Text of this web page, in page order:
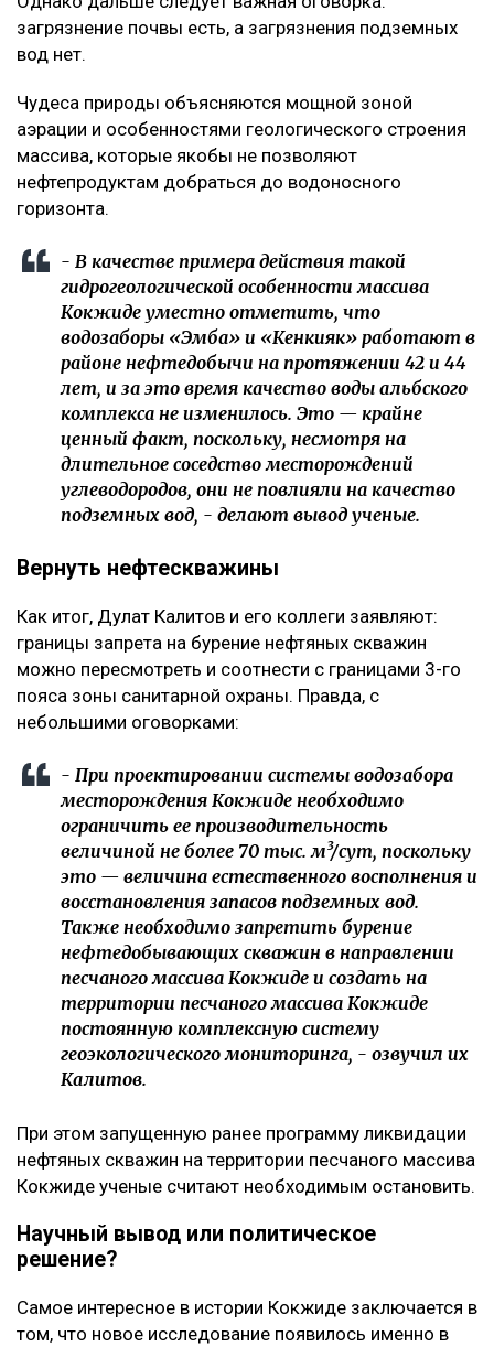
загрязнение почвы есть, а загрязнения подземных
вод нет.
Чудеса природы объясняются мощной зоной
аэрации и особенностями геологического строения
массива, которые якобы не позволяют
нефтепродуктам добраться до водоносного
горизонта.
- В качестве примера действия такой
гидрогеологической особенности массива
Кокжиде уместно отметить, что
водозаборы «Эмба» и «Кенкияк» работают в
районе нефтедобычи на протяжении 42 и 44
лет, и за это время качество воды альбского
комплекса не изменилось. Это — крайне
ценный факт, поскольку, несмотря на
длительное соседство месторождений
углеводородов, они не повлияли на качество
подземных вод, - делают вывод ученые.
Вернуть нефтескважины
Как итог, Дулат Калитов и его коллеги заявляют:
границы запрета на бурение нефтяных скважин
можно пересмотреть и соотнести с границами 3-го
пояса зоны санитарной охраны. Правда, с
небольшими оговорками:
- При проектировании системы водозабора
месторождения Кокжиде необходимо
ограничить ее производительность
величиной не более 70 тыс. м³/сут, поскольку
это — величина естественного восполнения и
восстановления запасов подземных вод.
Также необходимо запретить бурение
нефтедобывающих скважин в направлении
песчаного массива Кокжиде и создать на
территории песчаного массива Кокжиде
постоянную комплексную систему
геоэкологического мониторинга, - озвучил их
Калитов.
При этом запущенную ранее программу ликвидации
нефтяных скважин на территории песчаного массива
Кокжиде ученые считают необходимым остановить.
Научный вывод или политическое
решение?
Самое интересное в истории Кокжиде заключается в
том, что новое исследование появилось именно в